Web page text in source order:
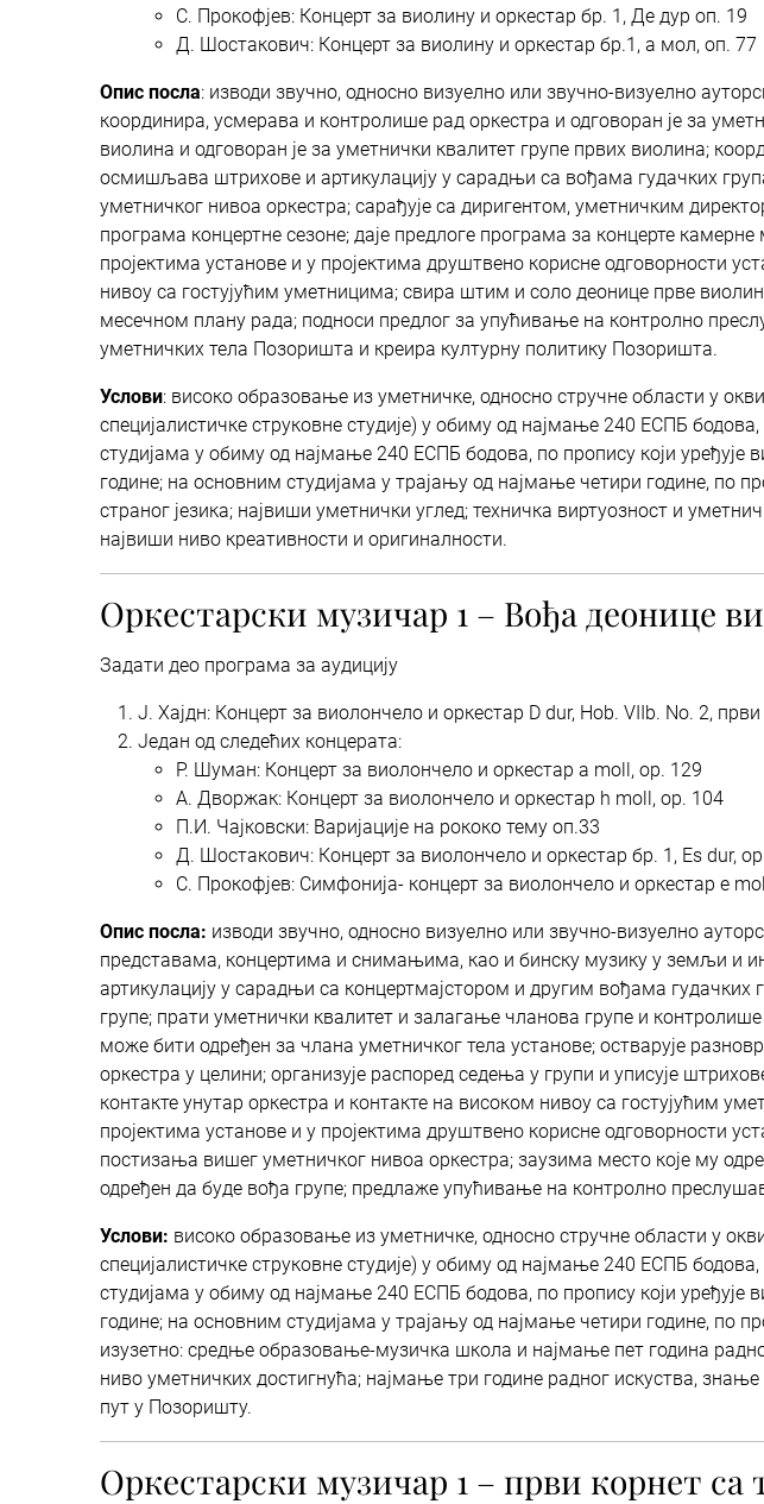
С. Прокофјев: Концерт за виолину и оркестар бр. 1, Де дур оп. 19
Д. Шостакович: Концерт за виолину и оркестар бр.1, а мол, оп. 77
Опис посла: изводи звучно, односно визуелно или звучно-визуелно
координира, усмерава и контролише рад оркестра и одговоран је за
виолина и одговоран је за уметнички квалитет групе првих виолина;
осмишљава штрихове и артикулацију у сарадњи са вођама гудачких
уметничког нивоа оркестра; сарађује са диригентом, уметничким
програма концертне сезоне; даје предлоге програма за концерте
пројектима установе и у пројектима друштвено корисне одговорности
нивоу са гостујућим уметницима; свира штим и соло деонице прве
месечном плану рада; подноси предлог за упућивање на контролно
уметничких тела Позоришта и креира културну политику Позоришта.
Услови: високо образовање из уметничке, односно стручне области у
специјалистичке струковне студије) у обиму од најмање 240 ЕСПБ
студијама у обиму од најмање 240 ЕСПБ бодова, по пропису који
године; на основним студијама у трајању од најмање четири године, по
страног језика; највиши уметнички углед; техничка виртуозност и
највиши ниво креативности и оригиналности.
Оркестарски музичар 1 – Вођа деонице
Задати део програма за аудицију
J. Хајдн: Концерт за виолончело и оркестар D dur, Hob. VIIb. No. 2,
Један од следећих концерата:
Р. Шуман: Концерт за виолончело и оркестар a moll, op. 129
A. Дворжак: Концерт за виолончело и оркестар h moll, op. 104
П.И. Чајковски: Варијације на рококо тему оп.33
Д. Шостакович: Концерт за виолончело и оркестар бр. 1, Es dur,
С. Прокофјев: Симфонија- концерт за виолончело и оркестар e
Опис посла: изводи звучно, односно визуелно или звучно-визуелно
представама, концертима и снимањима, као и бинску музику у земљи и
артикулацију у сарадњи са концертмајстором и другим вођама гудачких
групе; прати уметнички квалитет и залагање чланова групе и
може бити одређен за члана уметничког тела установе; остварује
оркестра у целини; организује распоред седења у групи и уписује
контакте унутар оркестра и контакте на високом нивоу са гостујућим
пројектима установе и у пројектима друштвено корисне одговорности
постизања вишег уметничког нивоа оркестра; заузима место које му
одређен да буде вођа групе; предлаже упућивање на контролно
Услови: високо образовање из уметничке, односно стручне области у
специјалистичке струковне студије) у обиму од најмање 240 ЕСПБ
студијама у обиму од најмање 240 ЕСПБ бодова, по пропису који
године; на основним студијама у трајању од најмање четири године, по
изузетно: средње образовање-музичка школа и најмање пет година
ниво уметничких достигнућа; најмање три године радног искуства,
пут у Позоришту.
Оркестарски музичар 1 – први корнет